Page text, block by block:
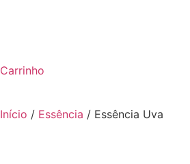
Carrinho
Início / Essência / Essência Uva